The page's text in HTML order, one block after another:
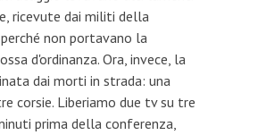
ricevute dai militi della
non portavano la
d'ordinanza. Ora, invece, la
dai morti in strada: una
corsie. Liberiamo due tv su tre
prima della conferenza,